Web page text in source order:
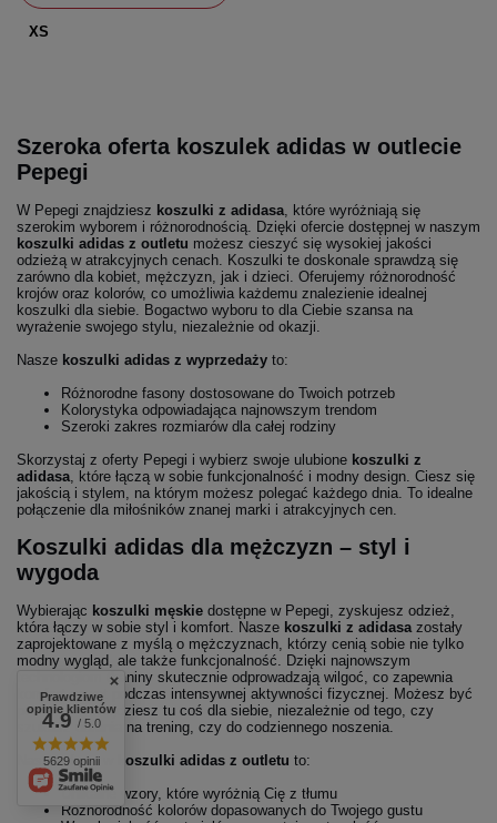
XS
Szeroka oferta koszulek adidas w outlecie
Pepegi
W Pepegi znajdziesz koszulki z adidasa , które wyróżniają się
szerokim wyborem i różnorodnością. Dzięki ofercie dostępnej w naszym
koszulki adidas z outletu możesz cieszyć się wysokiej jakości
odzieżą w atrakcyjnych cenach. Koszulki te doskonale sprawdzą się
zarówno dla kobiet, mężczyzn, jak i dzieci. Oferujemy różnorodność
krojów oraz kolorów, co umożliwia każdemu znalezienie idealnej
koszulki dla siebie. Bogactwo wyboru to dla Ciebie szansa na
wyrażenie swojego stylu, niezależnie od okazji.
Nasze koszulki adidas z wyprzedaży to:
Różnorodne fasony dostosowane do Twoich potrzeb
Kolorystyka odpowiadająca najnowszym trendom
Szeroki zakres rozmiarów dla całej rodziny
Skorzystaj z oferty Pepegi i wybierz swoje ulubione koszulki z
adidasa , które łączą w sobie funkcjonalność i modny design. Ciesz się
jakością i stylem, na którym możesz polegać każdego dnia. To idealne
połączenie dla miłośników znanej marki i atrakcyjnych cen.
Koszulki adidas dla mężczyzn – styl i
wygoda
Wybierając koszulki męskie dostępne w Pepegi, zyskujesz odzież,
która łączy w sobie styl i komfort. Nasze koszulki z adidasa zostały
zaprojektowane z myślą o mężczyznach, którzy cenią sobie nie tylko
modny wygląd, ale także funkcjonalność. Dzięki najnowszym
technologiom tkaniny skutecznie odprowadzają wilgoć, co zapewnia
komfort nawet podczas intensywnej aktywności fizycznej. Możesz być
pewien, że znajdziesz tu coś dla siebie, niezależnie od tego, czy
szukasz ubrania na trening, czy do codziennego noszenia.
Nasza oferta w
koszulki adidas z outletu to:
Unikalne wzory, które wyróżnią Cię z tłumu
Różnorodność kolorów dopasowanych do Twojego gustu
Prawdziwe
opinie klientów
4.9/ 5.0
5629 opinii